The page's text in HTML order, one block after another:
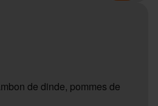
de dinde, pommes de